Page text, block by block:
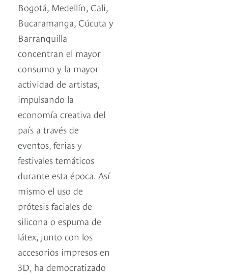
Bogotá, Medellín, Cali,
Bucaramanga, Cúcuta y
Barranquilla
concentran el mayor
consumo y la mayor
actividad de artistas,
impulsando la
economía creativa del
país a través de
eventos, ferias y
festivales temáticos
durante esta época. Así
mismo el uso de
prótesis faciales de
silicona o espuma de
látex, junto con los
accesorios impresos en
3D, ha democratizado